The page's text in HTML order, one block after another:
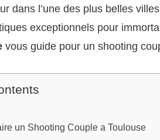
dans l’une des plus belles
exceptionnels pour
vous guide pour un shooting
un Shooting Couple a Toulouse